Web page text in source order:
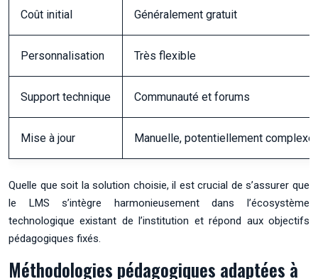
Coût initial Généralement gratuit
Personnalisation Très flexible
Support technique Communauté et forums
Mise à jour Manuelle, potentiellement complexe
Quelle que soit la solution choisie, il est crucial de s’assurer que
le LMS s’intègre harmonieusement dans l’écosystème
technologique existant de l’institution et répond aux objectifs
pédagogiques fixés.
Méthodologies pédagogiques adaptées à